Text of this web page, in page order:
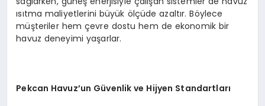
ısıtma maliyetlerini büyük ölçüde azaltır. Böylece
müşteriler hem çevre dostu hem de ekonomik bir
havuz deneyimi yaşarlar.
Pekcan Havuz’un Güvenlik ve Hijyen Standartları